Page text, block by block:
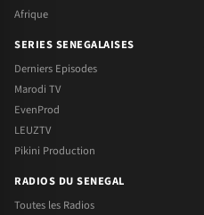
Afrique
SERIES SENEGALAISES
Derniers Episodes
Marodi TV
EvenProd
LEUZTV
Pikini Production
RADIOS DU SENEGAL
Toutes les Radios